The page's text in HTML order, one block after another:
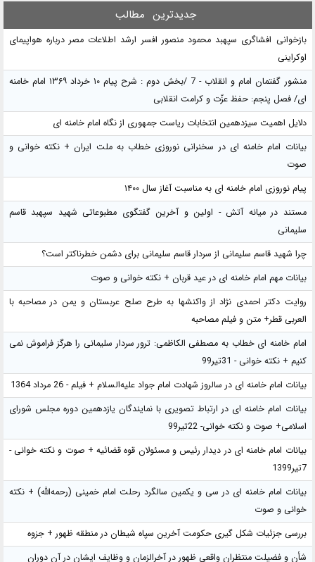
جدیدترین مطالب
بازخوانی افشاگری سپهبد محمود منصور افسر ارشد اطلاعات مصر درباره هواپیمای
اوکراینی
منشور گفتمان امام و انقلاب - 7 /بخش دوم : شرح پیام ۱۰ خرداد ۱۳۶۹ امام خامنه
ای/ فصل پنجم: حفظ عزّت و کرامت انقلابی
دلایل اهمیت سیزدهمین انتخابات ریاست جمهوری از نگاه امام خامنه ای
بیانات امام خامنه ای در سخنرانی نوروزی خطاب به ملت ایران + نکته خوانی و
صوت
پیام نوروزی امام خامنه ای به مناسبت آغاز سال ۱۴۰۰
مستند در میانه آتش - اولین و آخرین گفتگوی مطبوعاتی شهید سپهبد قاسم
سلیمانی
چرا شهید قاسم سلیمانی از سردار قاسم سلیمانی برای دشمن خطرناکتر است؟
بیانات مهم امام خامنه ای در عید قربان + نکته خوانی و صوت
روایت دکتر احمدی نژاد از واکنشها به طرح صلح عربستان و یمن در مصاحبه با
العربی قطر+ متن و فیلم مصاحبه
امام خامنه ای خطاب به مصطفی الکاظمی: ترور سردار سلیمانی را هرگز فراموش نمی
کنیم + نکته خوانی - 31تیر99
بیانات امام خامنه ای در سالروز شهادت امام جواد علیه‌السلام + فیلم - 26 مرداد 1364
بیانات امام خامنه ای در ارتباط تصویری با نمایندگان یازدهمین دوره مجلس شورای
اسلامی+ صوت و نکته خوانی- 22تیر99
بیانات امام خامنه ای در دیدار رئیس و مسئولان قوه قضائیه + صوت و نکته خوانی -
7تیر1399
بیانات امام خامنه ای در سی و یکمین سالگرد رحلت امام خمینی (رحمه‌الله) + نکته
خوانی و صوت
بررسی جزئیات شکل گیری حکومت آخرین سپاه شیطان در منطقه ظهور + جزوه
شأن و فضیلت منتظران واقعی ظهور در آخرالزمان و وظایف ایشان در آن دوران